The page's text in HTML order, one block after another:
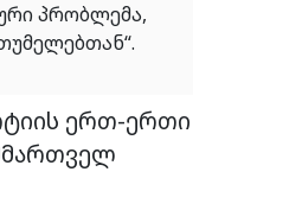
პრობლემა,
ერთ-ერთი